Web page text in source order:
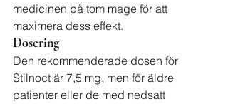
medicinen på tom mage för att
maximera dess effekt.
Dosering
Den rekommenderade dosen för
Stilnoct är 7,5 mg, men för äldre
patienter eller de med nedsatt